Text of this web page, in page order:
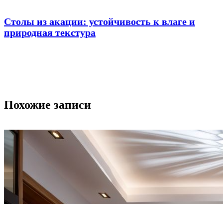
Столы из акации: устойчивость к влаге и
природная текстура
Похожие записи